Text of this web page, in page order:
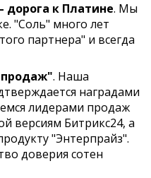
к Платине. Мы
"Соль" много лет
партнера" и всегда
. Наша
наградами
лидерами продаж
версиям Битрикс24, а
"Энтерпрайз".
доверия сотен